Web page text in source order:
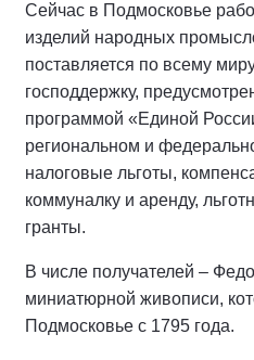
Сейчас в Подмосковье
изделий народных
поставляется по всему
господдержку,
программой «Единой
региональном и
налоговые льготы,
коммуналку и аренду,
гранты.
В числе получателей –
миниатюрной живописи,
Подмосковье с 1795 года.